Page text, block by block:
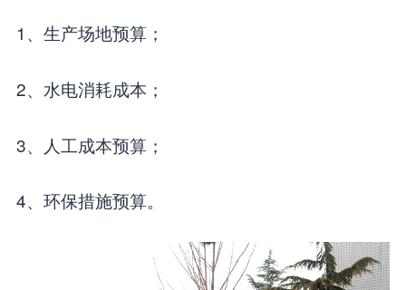
1、生产场地预算；
2、水电消耗成本；
3、人工成本预算；
4、环保措施预算。